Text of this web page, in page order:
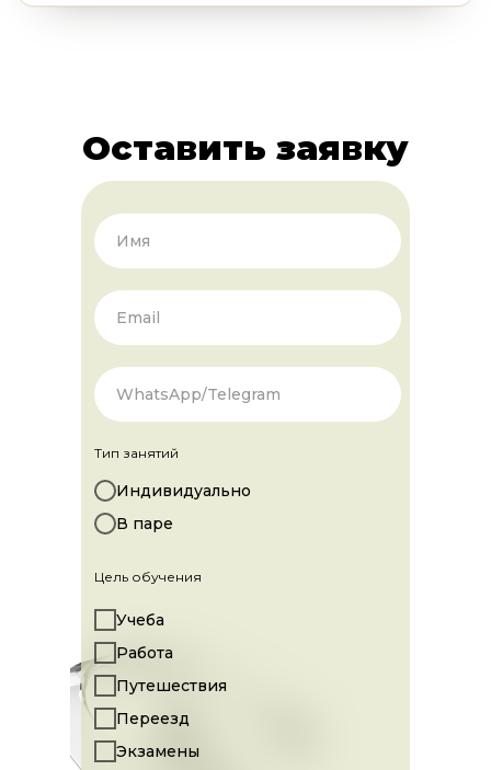
Имя
Email
WhatsApp/Telegram
Тип занятий
Индивидуально
В паре
Цель обучения
Учеба
Работа
Путешествия
Переезд
Экзамены
Оставить заявку